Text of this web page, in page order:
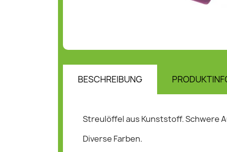
BESCHREIBUNG
Streulöffel aus Kunststoff. Schwere
Diverse Farben.